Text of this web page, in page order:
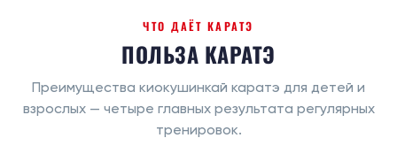
ЧТО ДАЁТ КАРАТЭ
ПОЛЬЗА КАРАТЭ
Преимущества киокушинкай каратэ для детей и
взрослых — четыре главных результата регулярных
тренировок.